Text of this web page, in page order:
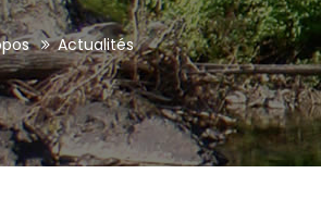
Actualités